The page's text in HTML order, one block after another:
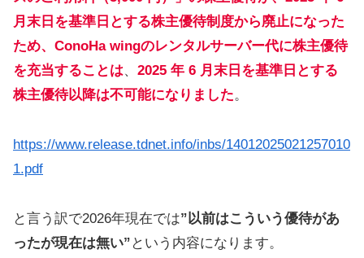
月末日を基準日とする株主優待制度から廃止になった
ため、ConoHa wingのレンタルサーバー代に株主優待
を充当することは、 2025 年 6 月末日を基準日とする
株主優待以降は不可能になりました。
https://www.release.tdnet.info/inbs/14012025021257010
1.pdf
と言う訳で2026年現在では”以前はこういう優待があ
ったが現在は無い” という内容になります。